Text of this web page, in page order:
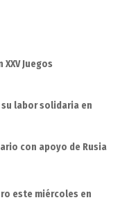
Juegos
labor solidaria en
con apoyo de Rusia
este miércoles en